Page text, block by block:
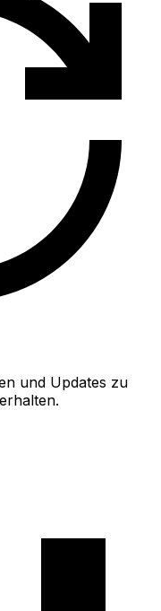
und Updates zu